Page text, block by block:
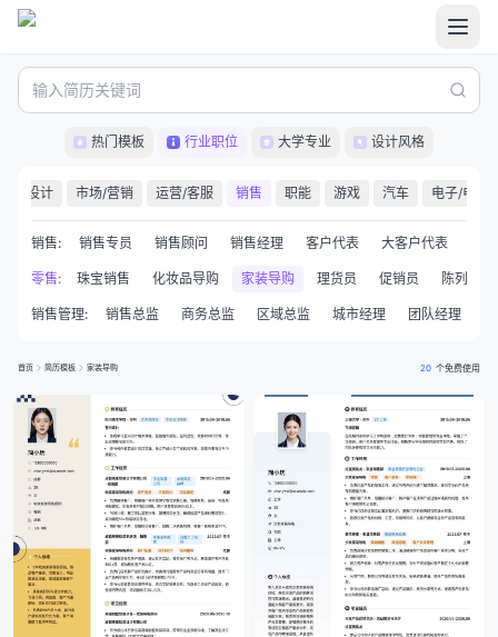
热门模板 行业职位 大学专业 设计风格
设计 市场/营销 运营/客服 销售 职能 游戏 汽车 电子/电气
销售: 销售专员 销售顾问 销售经理 客户代表 大客户代表
零售:
服装导购 珠宝销售 化妆品导购 家装导购 理货员 促销员 陈列员
销售管理: 销售总监 商务总监 区域总监 城市经理 团队经理
首页 简历模板 家装导购 20 个免费使用